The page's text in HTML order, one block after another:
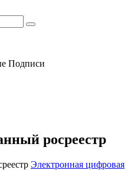
Подписи
росреестр
Электронная цифровая